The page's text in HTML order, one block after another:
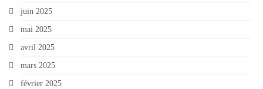
juin 2025
mai 2025
avril 2025
mars 2025
février 2025